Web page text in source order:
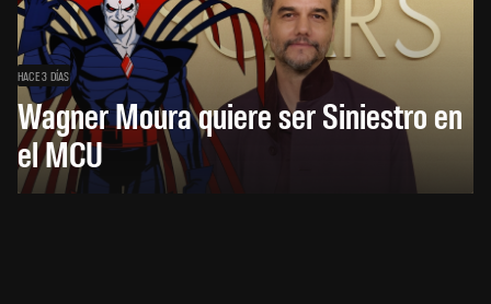
HACE 3 DÍAS
Wagner Moura quiere ser Siniestro en
el MCU